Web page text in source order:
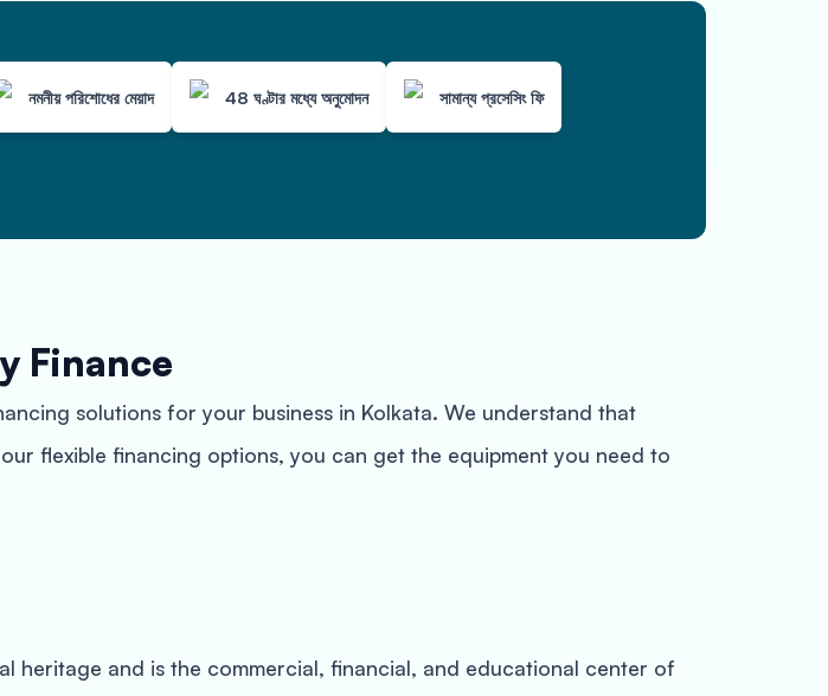
নমনীয় পরিশোধের মেয়াদ 48 ঘণ্টার মধ্যে অনুমোদন সামান্য প্রসেসিং ফি
Finance
solutions for your business in Kolkata. We understand that
flexible financing options, you can get the equipment you need to
heritage and is the commercial, financial, and educational center of